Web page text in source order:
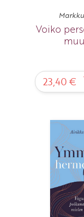
Voiko
23,40 €